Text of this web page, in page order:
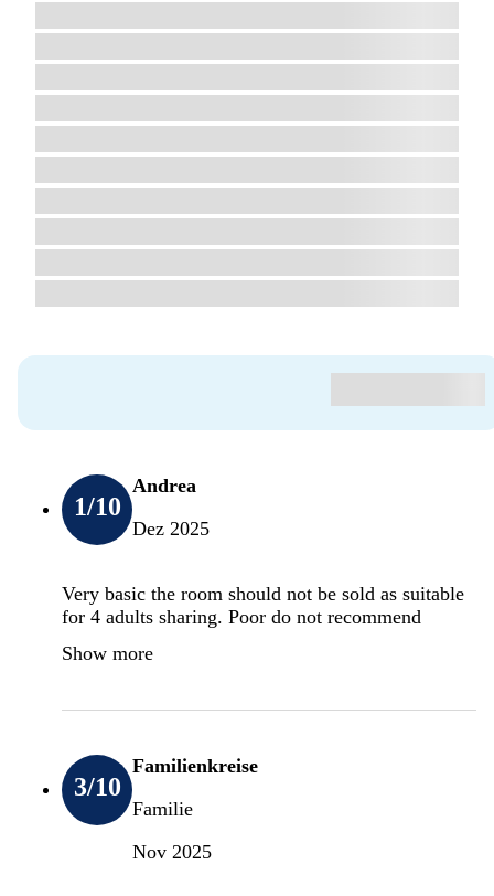
1/10
Andrea
Dez 2025
Very basic the room should not be sold as suitable
for 4 adults sharing. Poor do not recommend
Show more
3/10
Familienkreise
Familie
Nov 2025